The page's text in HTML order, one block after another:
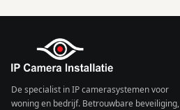
De specialist in IP camerasystemen voor
woning en bedrijf. Betrouwbare beveiliging,